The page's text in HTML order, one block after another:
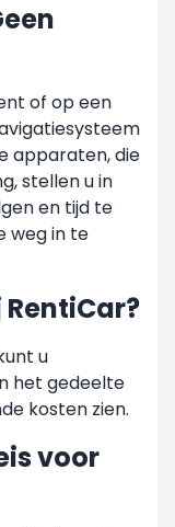
of op een
apparaten, die
stellen u in
en tijd te
weg in te
u
het gedeelte
kosten zien.
voor